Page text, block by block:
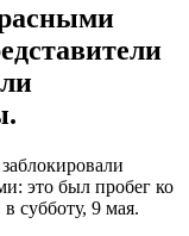
это был пробег ко
9 мая.